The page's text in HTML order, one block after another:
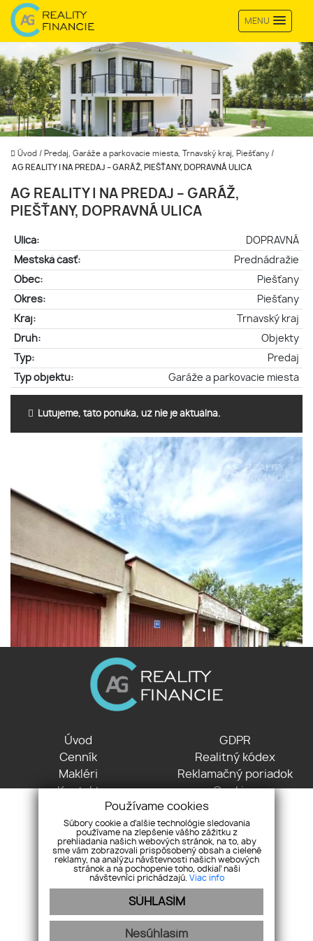
MENU
Úvod / Predaj, Garáže a parkovacie miesta, Trnavský kraj, Piešťany /
AG REALITY I NA PREDAJ – GARÁŽ, PIEŠŤANY, DOPRAVNÁ ULICA
AG REALITY I NA PREDAJ – GARÁŽ,
PIEŠŤANY, DOPRAVNÁ ULICA
Ulica:
DOPRAVNÁ
Mestská časť:
Prednádražie
Obec:
Piešťany
Okres:
Piešťany
Kraj:
Trnavský kraj
Druh:
Objekty
Typ:
Predaj
Typ objektu:
Garáže a parkovacie miesta
Ľutujeme, táto ponuka, už nie je aktuálna.
Úvod
Cenník
Makléri
Kontakt
GDPR
Realitný kódex
Reklamačný poriadok
Cookies
Nové Košariská 2478 , 900 42 Dunajská Lužná
+421 903 772 763
info@agreality.sk
Používame cookies
Súbory cookie a ďalšie technológie sledovania
používame na zlepšenie vášho zážitku z
prehliadania našich webových stránok, na to, aby
sme vám zobrazovali prispôsobený obsah a cielené
reklamy, na analýzu návštevnosti našich webových
stránok a na pochopenie toho, odkiaľ naši
návštevníci prichádzajú. Viac info
SÚHLASÍM
Nesúhlasím